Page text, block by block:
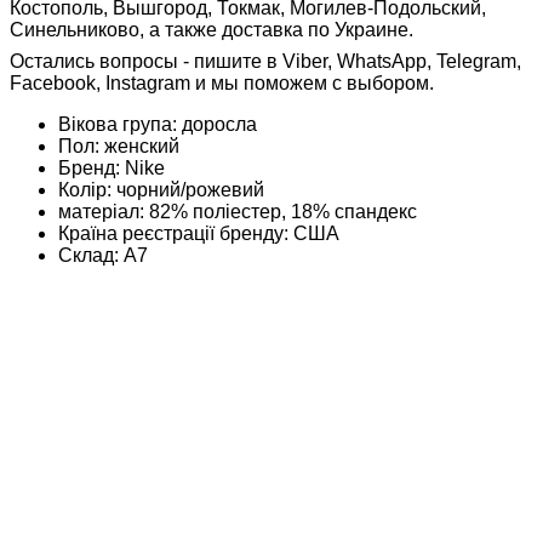
Костополь, Вышгород, Токмак, Могилев-Подольский,
Синельниково, а также доставка по Украине.
Остались вопросы - пишите в Viber, WhatsApp, Telegram,
Facebook, Instagram и мы поможем с выбором.
Вікова група: доросла
Пол: женский
Бренд: Nike
Колір: чорний/рожевий
матеріал: 82% поліестер, 18% спандекс
Країна реєстрації бренду: США
Склад: А7